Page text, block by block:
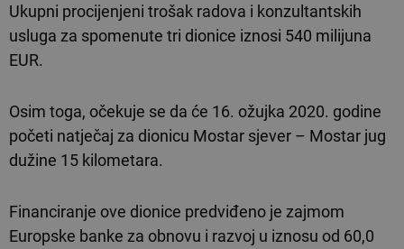
Ukupni procijenjeni trošak radova i konzultantskih
usluga za spomenute tri dionice iznosi 540 milijuna
EUR.
Osim toga, očekuje se da će 16. ožujka 2020. godine
početi natječaj za dionicu Mostar sjever – Mostar jug
dužine 15 kilometara.
Financiranje ove dionice predviđeno je zajmom
Europske banke za obnovu i razvoj u iznosu od 60,0